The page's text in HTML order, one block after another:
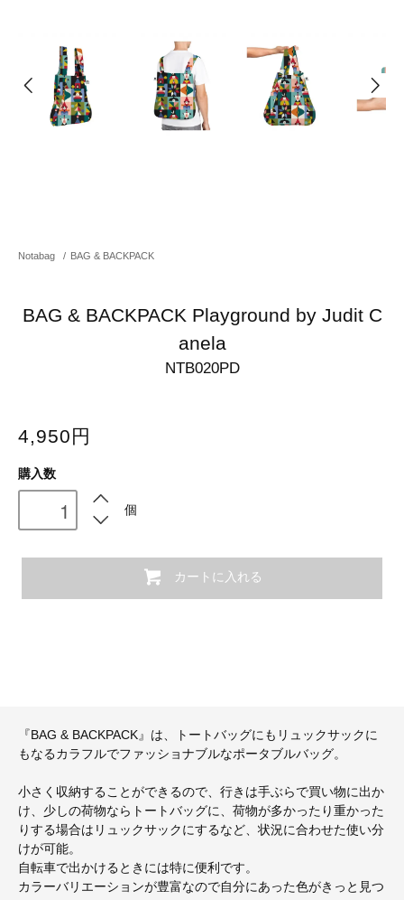
Notabag / BAG & BACKPACK
BAG & BACKPACK Playground by Judit C
anela
NTB020PD
4,950円
購入数
個
カートに入れる
『BAG & BACKPACK』は、トートバッグにもリュックサックに
もなるカラフルでファッショナブルなポータブルバッグ。
小さく収納することができるので、行きは手ぶらで買い物に出か
け、少しの荷物ならトートバッグに、荷物が多かったり重かった
りする場合はリュックサックにするなど、状況に合わせた使い分
けが可能。
自転車で出かけるときには特に便利です。
カラーバリエーションが豊富なので自分にあった色がきっと見つ